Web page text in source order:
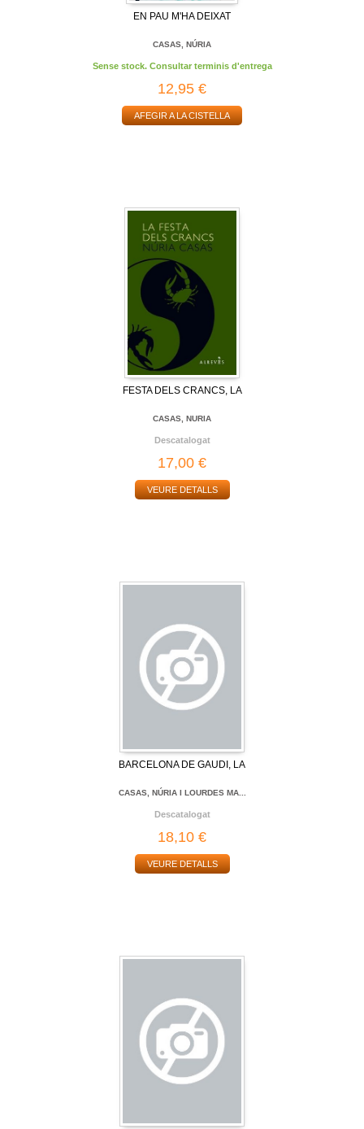
EN PAU M'HA DEIXAT
CASAS, NÚRIA
Sense stock. Consultar terminis d'entrega
12,95 €
AFEGIR A LA CISTELLA
FESTA DELS CRANCS, LA
CASAS, NURIA
Descatalogat
17,00 €
VEURE DETALLS
BARCELONA DE GAUDI, LA
CASAS, NÚRIA I LOURDES MA...
Descatalogat
18,10 €
VEURE DETALLS